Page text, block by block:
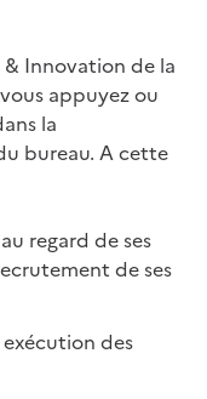
Innovation de la
appuyez ou
la
bureau. A cette
regard de ses
de ses
des